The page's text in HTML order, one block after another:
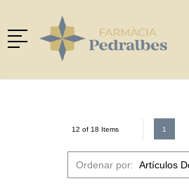
Menú
12 of 18 Items 1
Ordenar por: